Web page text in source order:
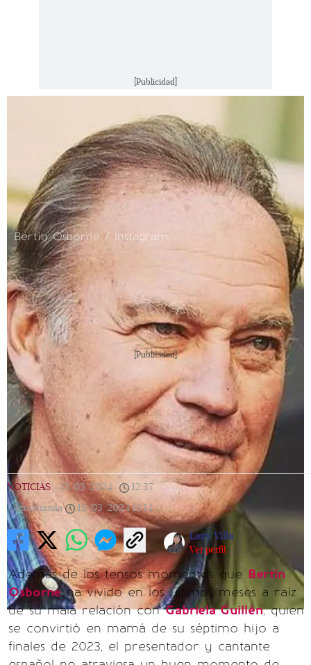
[Publicidad]
Bertín Osborne / Instagram
[Publicidad]
NOTICIAS 13/03/2024 12:37
Actualizada
13/03/2024 13:14
Lexy Villa
Ver perfil
Además de los tensos momentos que Bertín
Osborneha vivido en los últimos meses a raíz
de su mala relación conGabriela Guillén, quien
se convirtió en mamá de su séptimo hijo a
finales de 2023, el presentador y cantante